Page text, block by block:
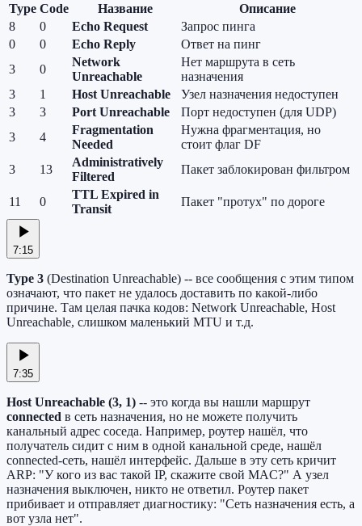
Type Code Название
Описание
8
0 Echo Request
Запрос пинга
0
0 Echo Reply
Ответ на пинг
3
0
Network
Unreachable
Нет маршрута в сеть
назначения
3
1 Host Unreachable
Узел назначения недоступен
3
3 Port Unreachable
Порт недоступен (для UDP)
3
4
Fragmentation
Needed
Нужна фрагментация, но
стоит флаг DF
3
13
Administratively
Filtered
Пакет заблокирован фильтром
11 0
TTL Expired in
Transit
Пакет "протух" по дороге
7:15
Type 3 (Destination Unreachable) -- все сообщения с этим типом
означают, что пакет не удалось доставить по какой-либо
причине. Там целая пачка кодов: Network Unreachable, Host
Unreachable, слишком маленький MTU и т.д.
7:35
Host Unreachable (3, 1) -- это когда вы нашли маршрут
connected в сеть назначения, но не можете получить
канальный адрес соседа. Например, роутер нашёл, что
получатель сидит с ним в одной канальной среде, нашёл
connected-сеть, нашёл интерфейс. Дальше в эту сеть кричит
ARP: "У кого из вас такой IP, скажите свой MAC?" А узел
назначения выключен, никто не ответил. Роутер пакет
прибивает и отправляет диагностику: "Сеть назначения есть, а
вот узла нет".